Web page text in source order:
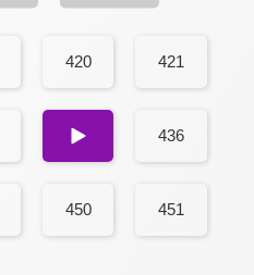
420 421
435 436
450 451